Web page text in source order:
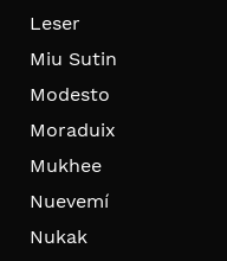
Leser
Miu Sutin
Modesto
Moraduix
Mukhee
Nuevemí
Nukak